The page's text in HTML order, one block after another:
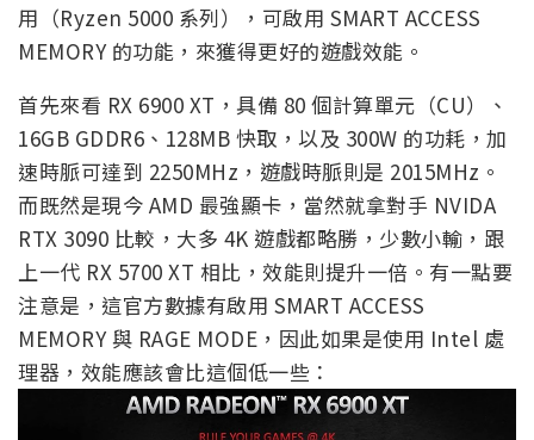
用（Ryzen 5000 系列），可啟用 SMART ACCESS
MEMORY 的功能，來獲得更好的遊戲效能。
首先來看 RX 6900 XT，具備 80 個計算單元（CU）、
16GB GDDR6、128MB 快取，以及 300W 的功耗，加
速時脈可達到 2250MHz，遊戲時脈則是 2015MHz。
而既然是現今 AMD 最強顯卡，當然就拿對手 NVIDA
RTX 3090 比較，大多 4K 遊戲都略勝，少數小輸，跟
上一代 RX 5700 XT 相比，效能則提升一倍。有一點要
注意是，這官方數據有啟用 SMART ACCESS
MEMORY 與 RAGE MODE，因此如果是使用 Intel 處
理器，效能應該會比這個低一些：